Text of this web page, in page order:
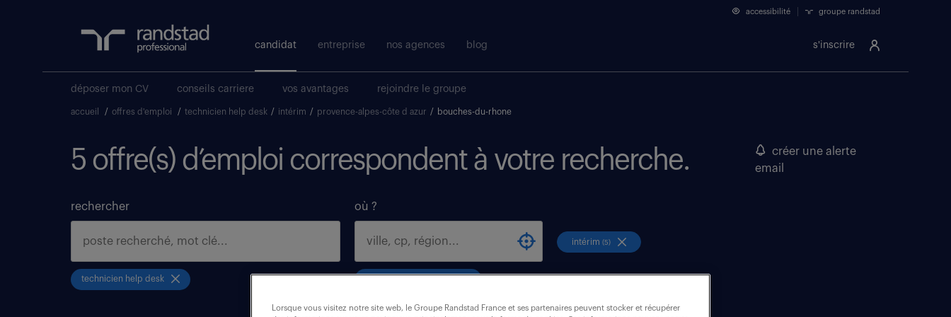
s'inscrire
accessibilité groupe randstad
candidat entreprise nos agences blog
déposer mon CV conseils carriere vos avantages rejoindre le groupe
accueil / offres d'emploi / technicien help desk / intérim / provence-alpes-côte d azur / bouches-du-rhone
5 offre(s) d’emploi correspondent à votre recherche.
créer une alerte
email
rechercher
technicien help desk
où ?
intérim(5)
Lorsque vous visitez notre site web, le Groupe Randstad France et ses partenaires peuvent stocker et récupérer